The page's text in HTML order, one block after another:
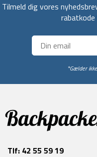
Tilmeld dig vores
*Gælder
Tlf: 42 55 59 19